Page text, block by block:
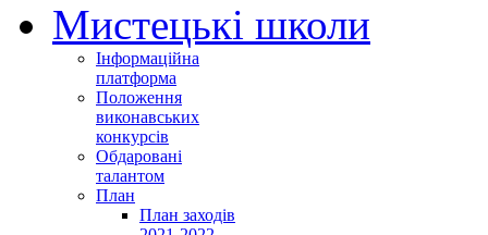
Мистецькі школи
Інформаційна
платформа
Положення
виконавських
конкурсів
Обдаровані
талантом
План
План заходів